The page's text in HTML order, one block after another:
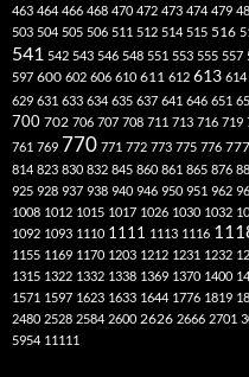
463 464 466 468 470 472 473 474 479
503 504 505 506 511 512 514 515 516
541 542 543 546 548 551 553 555 557
597 600 602 606 610 611 612 613 614
629 631 633 634 635 637 641 646 651
700 702 706 707 708 711 713 716 719
761 769 770 771 772 773 775 776 777
814 823 830 832 845 860 861 865 876
925 928 937 938 940 946 950 951 962
1008 1012 1015 1017 1026 1030 1032
1092 1093 1110 1111 1113 1116
1155 1169 1170 1203 1212 1231 1232
1315 1322 1332 1338 1369 1370 1400
1571 1597 1623 1633 1644 1776 1819
2480 2528 2584 2600 2626 2666 2701
5954 11111